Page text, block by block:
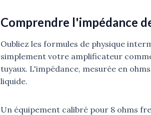
Comprendre l'impédance
Oubliez les formules de physique
simplement votre amplificateur
tuyaux. L'impédance, mesurée en
liquide.
Un équipement calibré pour 8 ohms